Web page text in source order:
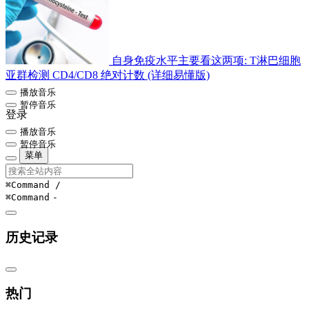
自身免疫水平主要看这两项: T淋巴细胞
亚群检测 CD4/CD8 绝对计数 (详细易懂版)
播放音乐
暂停音乐
登录
播放音乐
暂停音乐
菜单
⌘Command /
⌘Command -
历史记录
热门